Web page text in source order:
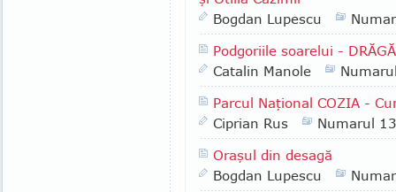
Bogdan Lupescu
Podgoriile soarelui -
Catalin Manole
Parcul Naţional COZIA -
Ciprian Rus
Numarul
Oraşul din desagă
Bogdan Lupescu